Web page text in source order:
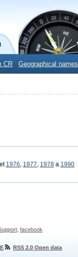
CR Geographical names
1976, 1977, 1978 a 1990
facebook
RSS 2.0 Open data